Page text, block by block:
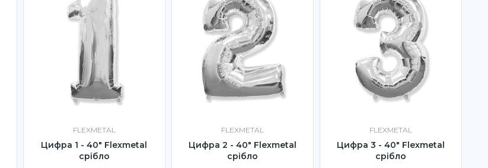
FLEXMETAL
Цифра 1 - 40" Flexmetal
срібло
FLEXMETAL
Цифра 2 - 40" Flexmetal
срібло
FLEXMETAL
Цифра 3 - 40" Flexmetal
срібло